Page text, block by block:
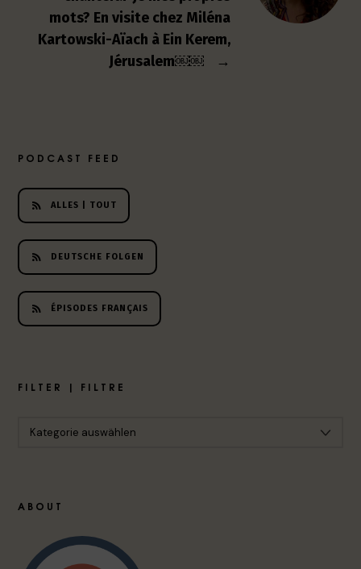
mots? En visite chez Miléna
Kartowski-Aïach à Ein Kerem,
Jérusalem￼￼
→
PODCAST FEED
ALLES | TOUT
DEUTSCHE FOLGEN
ÉPISODES FRANÇAIS
FILTER | FILTRE
ABOUT